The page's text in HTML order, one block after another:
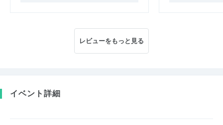
レビューをもっと見る
イベント詳細